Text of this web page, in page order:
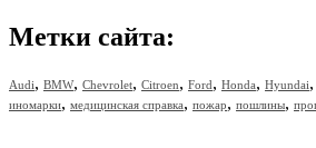
Метки сайта:
Audi, BMW, Chevrolet, Citroen, Ford, Honda, Hyundai,
иномарки, медицинская справка, пожар, пошлины,